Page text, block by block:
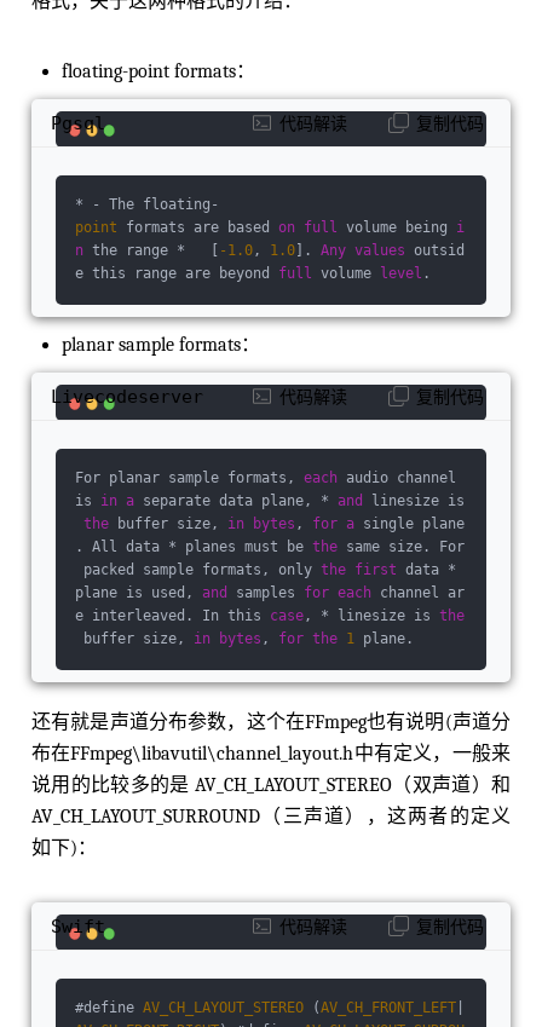
///< Number of sample formats. DO NOT US
floating-point formats：
* - The floating-
point formats are based on full volume being i
n the range *   [ -1.0, 1.0 ]. Any values outsid
e this range are beyond full volume level .
Pgsql 代码解读 复制代码
planar sample formats：
For planar sample formats, each audio channel
is in a separate data plane, * and
linesize is
the buffer size, in bytes , for a single plane
. All data * planes must be the same size. For
packed sample formats, only the first data *
plane is used, and samples for each channel ar
e interleaved. In this case, * linesize is the
buffer size, in bytes , for the 1 plane.
Livecodeserver 代码解读 复制代码
还有就是声道分布参数，这个在FFmpeg也有说明(声道分
布在FFmpeg\libavutil\channel_layout.h中有定义，⼀般来
说⽤的⽐较多的是 AV_CH_LAYOUT_STEREO（双声道）和
AV_CH_LAYOUT_SURROUND（三声道），这两者的定义
如下)：
#define AV_CH_LAYOUT_STEREO (AV_CH_FRONT_LEFT
Swift 代码解读 复制代码